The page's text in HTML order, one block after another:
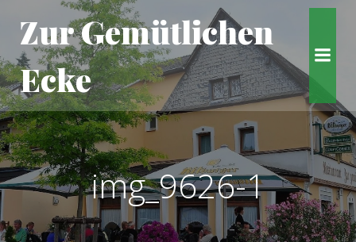
Inhalt
springen
Zur Gemütlichen
Ecke
img_9626-1